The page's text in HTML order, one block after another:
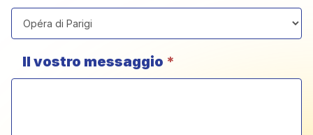
Il vostro messaggio *